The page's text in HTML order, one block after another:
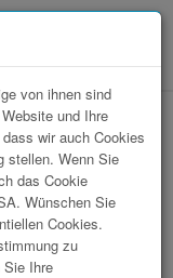
im
von ihnen sind
und Ihre
wir auch Cookies
stellen. Wenn Sie
das Cookie
Wünschen Sie
Cookies.
zu
Sie Ihre